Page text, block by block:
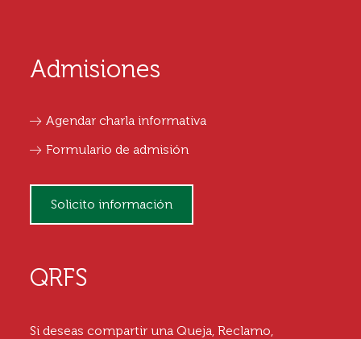
Admisiones
Agendar charla informativa
Formulario de admisión
Solicito información
QRFS
Si deseas compartir una Queja, Reclamo,